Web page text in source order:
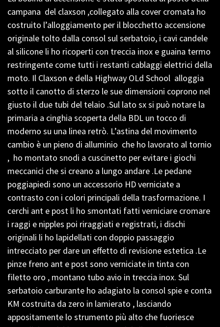
campana del claxson ,collegato alla cover cromata ho
costruito l’alloggiamento per il blocchetto accensione
originale tolto dalla consol sul serbatoio, i cavi candele
al silicone li ho ricoperti con treccia inox e guaina termo
restringente come tutti i restanti cablaggi elettrici della
moto. Il Claxson e della Highway OLd School alloggia
sotto il canotto di sterzo le sue dimensioni coprono nel
giusto il due tubi del telaio .Sul lato sx si può notare la
primaria a cinghia scoperta della BDL un tocco di
moderno su una linea retrò. L’astina del movimento
cambio è un pieno di alluminio che ho lavorato al tornio
, ho montato snodi a cuscinetto per evitare i giochi
meccanici che si creano a lungo andare .Le pedane
poggiapiedi sono un accessorio HD verniciate a
contrasto con i colori principali della trasformazione. I
cerchi ant e post li ho smontati fatti verniciare cromare
i raggi e nipples poi riraggiati e registrati, i dischi
originali li ho lapidellati con doppio passaggio
intrecciato per dare un effetto di revisione estetica .Le
pinze freno ant e post sono verniciate in tinta con
filetto oro , montano tubo avio in treccia inox. Sul
serbatoio carburante ho adagiato la consol spie e conta
KM costruita da zero in lamierato , lasciando
appositamente lo strumento più alto che fuoriesce